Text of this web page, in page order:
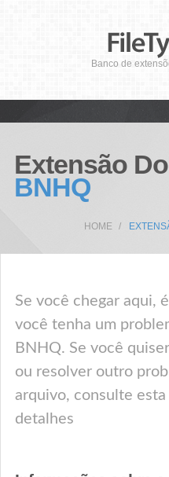
Banco de
Extensão
BNHQ
HOME
Se você chegar aqui,
você tenha um
BNHQ. Se você
ou resolver outro
arquivo, consulte
detalhes